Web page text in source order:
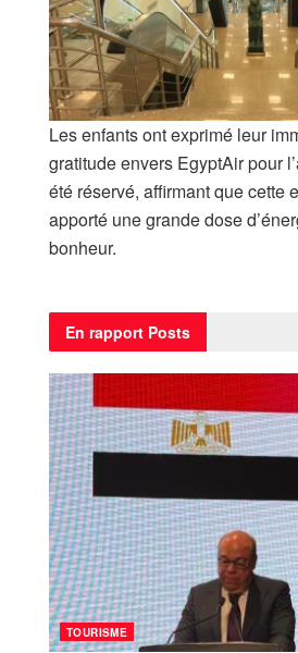
Les enfants ont exprimé leur
gratitude envers EgyptAir pour
été réservé, affirmant que cette
apporté une grande dose
bonheur.
En rapport Posts
TOURISME